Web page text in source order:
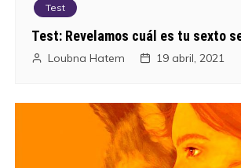
Test
Test: Revelamos cuál es tu sexto
Loubna Hatem 19 abril, 2021